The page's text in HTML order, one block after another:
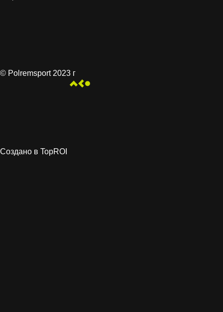
© Polremsport 2023 г
Создано в TopROI